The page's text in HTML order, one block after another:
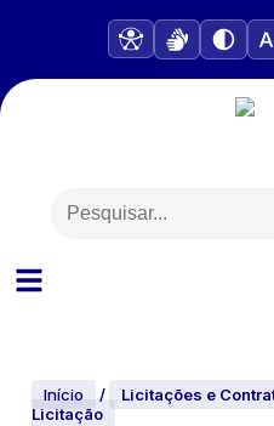
Início / Licitações e
Licitação